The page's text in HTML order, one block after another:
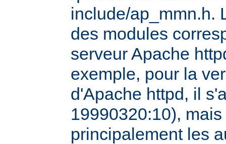
include/ap_mmn.h.
des modules
serveur Apache
exemple, pour la
d'Apache httpd, il
19990320:10),
principalement les